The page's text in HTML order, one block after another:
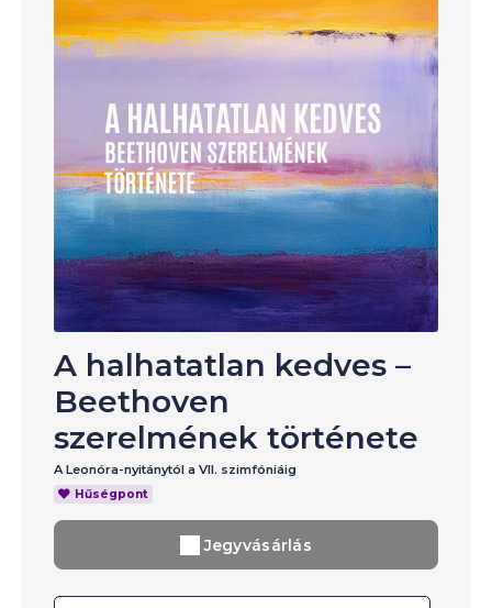
A halhatatlan kedves –
Beethoven
szerelmének története
A Leonóra-nyitánytól a VII. szimfóniáig
Hűségpont
Jegyvásárlás